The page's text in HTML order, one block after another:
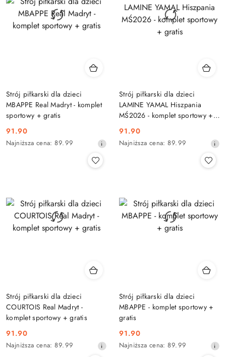
Strój piłkarski dla dzieci
MBAPPE Real Madryt - komplet
sportowy + gratis
Cena
promocyjna:
91.90
Najniższa
obniżką
Najniższa cena: 89.99
Strój piłkarski dla dzieci
LAMINE YAMAL Hiszpania
MŚ2026 - komplet sportowy +
Cena
promocyjna:
91.90
Najniższa
obniżką
Najniższa cena: 89.99
Strój piłkarski dla dzieci
COURTOIS Real Madryt -
komplet sportowy + gratis
Cena
promocyjna:
91.90
Najniższa
Najniższa cena: 89.99
Strój piłkarski dla dzieci
MBAPPE - komplet sportowy +
gratis
Cena
promocyjna:
91.90
Najniższa
Najniższa cena: 89.99